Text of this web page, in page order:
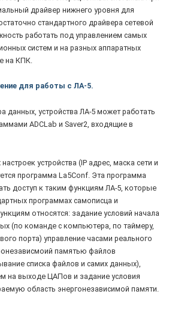
драйвер нижнего уровня для
стандартного драйвера сетевой
работать под управлением самых
систем и на разных аппаратных
на КПК.
для работы с ЛА-5.
данных, устройства ЛА-5 может работать
ADCLab и Saver2, входящие в
устройства (IP адрес, маска сети и
программа La5Conf. Эта программа
доступ к таким функциям ЛА-5, которые
программах самописца и
относятся: задание условий начала
(по команде с компьютера, по таймеру,
порта) управление часами реального
памятью файлов
списка файлов и самих данных),
на выходе ЦАПов и задание условия
область энергонезависимой памяти.